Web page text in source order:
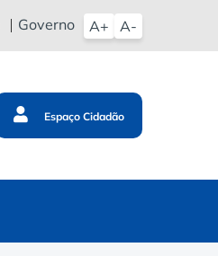
Governo A+ A-
Espaço Cidadão